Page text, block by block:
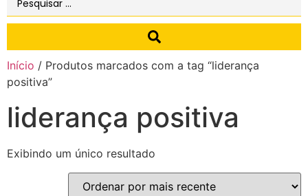
Início / Produtos marcados com a tag “liderança
positiva”
liderança positiva
Exibindo um único resultado